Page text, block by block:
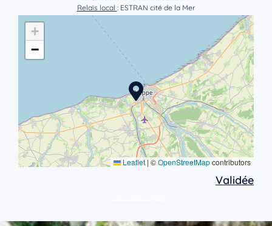
Relais local : ESTRAN cité de la Mer
+
−
Leaflet | ©OpenStreetMapcontributors
Validée